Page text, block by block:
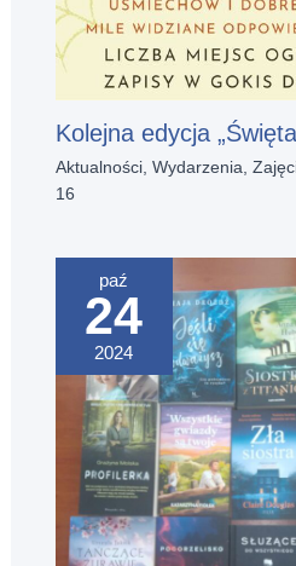
Kolejna edycja
Aktualności, Wydarzenia
16
paź
24
2024